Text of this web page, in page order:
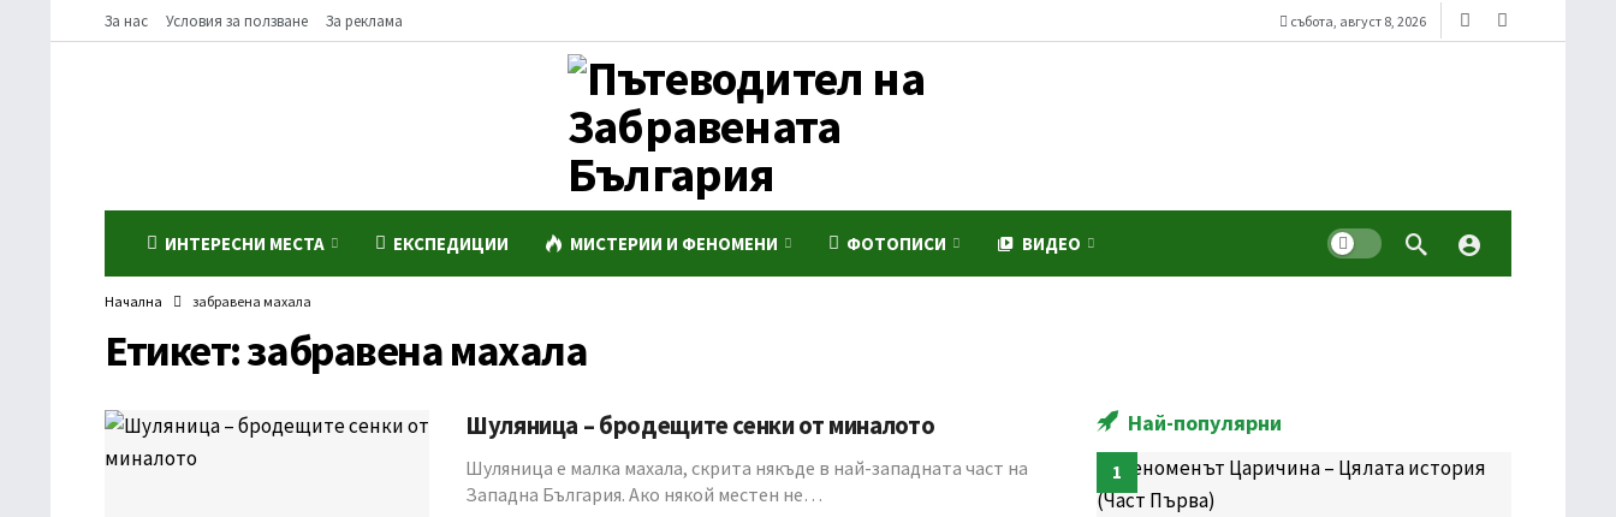
За нас Условия за ползване За реклама събота, август 8, 2026
ИНТЕРЕСНИ МЕСТА ЕКСПЕДИЦИИ МИСТЕРИИ И ФЕНОМЕНИ ФОТОПИСИ ВИДЕО Dark mode
Начална забравена махала
Етикет:забравена махала
Шуляница – бродещите сенки от миналото
Шуляница е малка махала, скрита някъде в най-западната част на
Западна България. Ако някой местен не…
Най-популярни